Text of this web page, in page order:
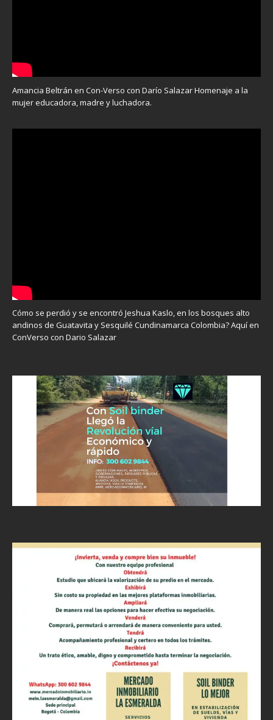
Amancia Beltrán en Con-Verso con Darío Salazar Homenaje a la
mujer educadora, madre y luchadora.
Cómo se perdió y se encontró Jeshua Kaslo, en los bosques alto
andinos de Guatavita y Sesquilé Cundinamarca Colombia? Aquí en
ConVerso con Dario Salazar